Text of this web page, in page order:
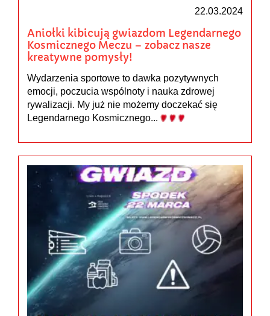
22.03.2024
Aniołki kibicują gwiazdom Legendarnego
Kosmicznego Meczu – zobacz nasze
kreatywne pomysły!
Wydarzenia sportowe to dawka pozytywnych
emocji, poczucia wspólnoty i nauka zdrowej
rywalizacji. My już nie możemy doczekać się
Legendarnego Kosmicznego...